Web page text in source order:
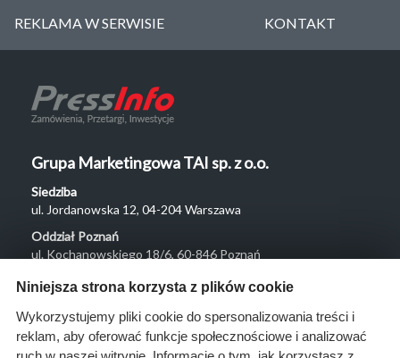
REKLAMA W SERWISIE KONTAKT
Grupa Marketingowa TAI sp. z o.o.
Siedziba
ul. Jordanowska 12, 04-204 Warszawa
Oddział Poznań
ul. Kochanowskiego 18/6, 60-846 Poznań
Menu
O nas
Rozwiązania
Niniejsza strona korzysta z plików cookie
Wykorzystujemy pliki cookie do spersonalizowania treści i
reklam, aby oferować funkcje społecznościowe i analizować